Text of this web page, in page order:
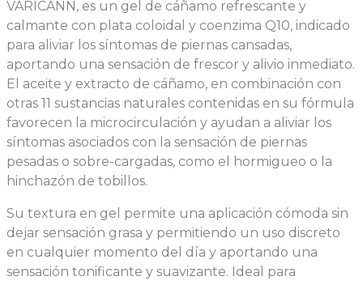
VARICANN, es un gel de cáñamo refrescante y
calmante con plata coloidal y coenzima Q10, indicado
para aliviar los síntomas de piernas cansadas,
aportando una sensación de frescor y alivio inmediato.
El aceite y extracto de cáñamo, en combinación con
otras 11 sustancias naturales contenidas en su fórmula
favorecen la microcirculación y ayudan a aliviar los
síntomas asociados con la sensación de piernas
pesadas o sobre-cargadas, como el hormigueo o la
hinchazón de tobillos.
Su textura en gel permite una aplicación cómoda sin
dejar sensación grasa y permitiendo un uso discreto
en cualquier momento del día y aportando una
sensación tonificante y suavizante. Ideal para